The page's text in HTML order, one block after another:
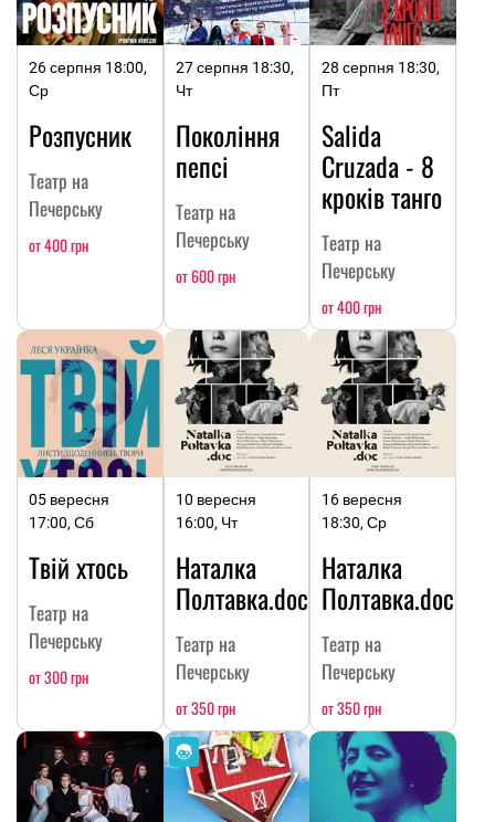
26 серпня 18:00,
Ср
Розпусник
Театр на
Печерську
от 400 грн
27 серпня 18:30,
Чт
Покоління
пепсі
Театр на
Печерську
от 600 грн
28 серпня 18:30,
Пт
Salida
Cruzada - 8
кроків танго
Театр на
Печерську
от 400 грн
05 вересня
17:00, Сб
Твій хтось
Театр на
Печерську
от 300 грн
10 вересня
16:00, Чт
Наталка
Полтавка.doc
Театр на
Печерську
от 350 грн
16 вересня
18:30, Ср
Наталка
Полтавка.doc
Театр на
Печерську
от 350 грн